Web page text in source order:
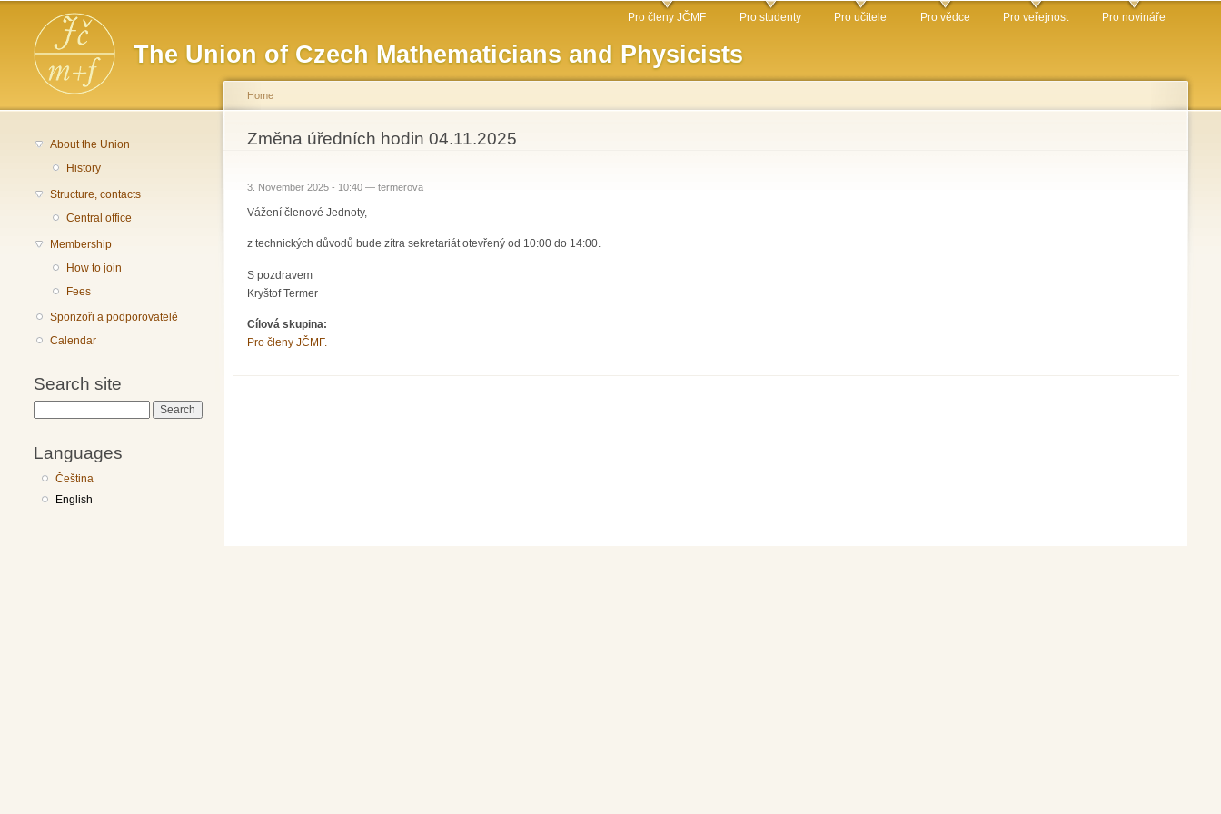
The Union of Czech Mathematicians and Physicists
Main menu Pro členy JČMF Pro studenty Pro učitele Pro vědce Pro veřejnost Pro novináře
About the Union
History
Structure, contacts
Central office
Membership
How to join
Fees
Sponzoři a podporovatelé
Calendar
Search site
Languages
Čeština
English
You are here
Home
Změna úředních hodin 04.11.2025
3. November 2025 - 10:40 — termerova
Vážení členové Jednoty,
z technických důvodů bude zítra sekretariát otevřený od 10:00 do 14:00.
S pozdravem
Kryštof Termer
Cílová skupina:
Pro členy JČMF.